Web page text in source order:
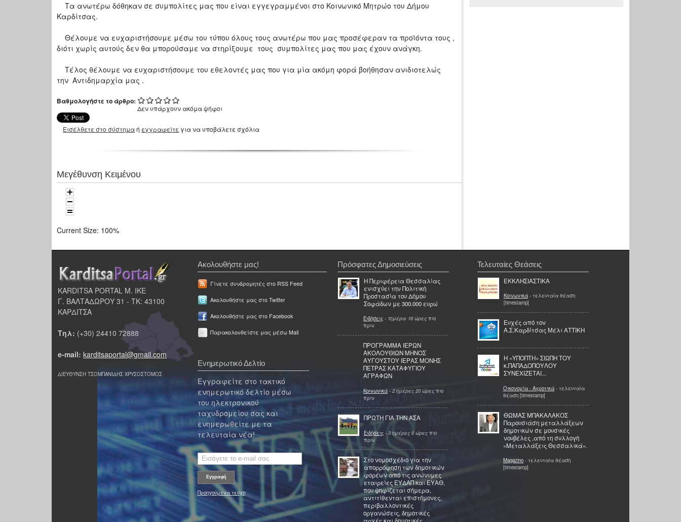
Τα ανωτέρω δόθηκαν σε συμπολίτες μας που είναι εγγεγραμμένοι στο Κοινωνικό Μητρώο του Δήμου
Καρδίτσας.
Θέλουμε να ευχαριστήσουμε μέσω του τύπου όλους τους ανωτέρω που μας προσέφεραν τα προϊόντα τους ,
διότι χωρίς αυτούς δεν θα μπορούσαμε να στηρίξουμε τους συμπολίτες μας που μας έχουν ανάγκη.
Τέλος θέλουμε να ευχαριστήσουμε του εθελοντές μας που για μία ακόμη φορά βοήθησαν ανιδιοτελώς
την Αντιδημαρχία μας .
Βαθμολογήστε το άρθρο:
Δεν υπάρχουν ακόμα ψήφοι
Εισέλθετε στο σύστημαή εγγραφείτε για να υποβάλετε σχόλια
Μεγέθυνση Κειμένου
Current Size: 100%
KARDITSA PORTAL Μ. ΙΚΕ
Γ. ΒΑΛΤΑΔΩΡΟΥ 31 - ΤΚ: 43100
ΚΑΡΔΙΤΣΑ
Τηλ: (+30) 24410 72888
e-mail: karditsaportal@gmail.com
ΔΙΕΥΘΥΝΣΗ ΤΣΟΜΠΑΝΙΔΗΣ ΧΡΥΣΟΣΤΟΜΟΣ
Ακολουθήστε μας!
Γίνετε συνδρομητές στο RSS Feed
Ακολουθήστε μας στο Twitter
Ακολουθήστε μας στο Facebook
Παρακολουθείστε μας μέσω Mail
Ενημερωτικό Δελτίο
Εγγραφείτε στο τακτικό
ενημερωτικό δελτίο μέσω
του ηλεκτρονικού
ταχυδρομείου σας και
ενημερωθείτε με τα
τελευταία νέα!
Προηγούμενα τεύχη
Πρόσφατες Δημοσιεύσεις
Η Περιφέρεια Θεσσαλίας
ενισχύει την Πολιτική
Προστασία του Δήμου
Σοφάδων με 300.000 ευρώ
Ειδήσεις - 1ημέρα 16 ώρες πιο
πριν
ΠΡΟΓΡΑΜΜΑ ΙΕΡΩΝ
ΑΚΟΛΟΥΘΙΩΝ ΜΗΝΟΣ
ΑΥΓΟΥΣΤΟΥ ΙΕΡΑΣ ΜΟΝΗΣ
ΠΕΤΡΑΣ ΚΑΤΑΦΥΓΙΟΥ
ΑΓΡΑΦΩΝ
Κοινωνικά - 2 ημέρες 20 ώρες πιο
πριν
ΠΡΩΤΗ ΓΙΑ ΤΗΝ ΑΣΑ
Ειδήσεις - 3 ημέρες 6 ώρες πιο
πριν
Στο νομοσχέδιο για την
απορρόφηση των δημοτικών
φορέων από τις ανώνυμες
εταιρείες ΕΥΔΑΠ και ΕΥΑΘ,
που ψηφίζεται σήμερα,
αντιτίθενται επιστήμονες,
περιβαλλοντικές
οργανώσεις, δημοτικές
αρχές και δημοτικές
Τελευταίες Θεάσεις
ΕΚΚΛΗΣΙΑΣΤΙΚΑ
Κοινωνικά - τελευταία θέαση
[timestamp]
Ευχές από τον
Α.Σ.Καρδίτσας Μέλι ΑΤΤΙΚΗ
Η «ΥΠΟΠΤΗ» ΣΙΩΠΗ ΤΟΥ
κ.ΠΑΠΑΔΟΠΟΥΛΟΥ
ΣΥΝΕΧΙΖΕΤΑΙ...
Οικονομία - Αγροτικά - τελευταία
θέαση [timestamp]
ΘΩΜΑΣ ΜΠΑΚΑΛΑΚΟΣ
Παρουσιάση μεταλλάξεων
δημοτικών σε μουσικές
νουβέλες ,από τη συλλογή
«Μεταλλάξεις Θεσσαλικά».
Magazino - τελευταία θέαση
[timestamp]